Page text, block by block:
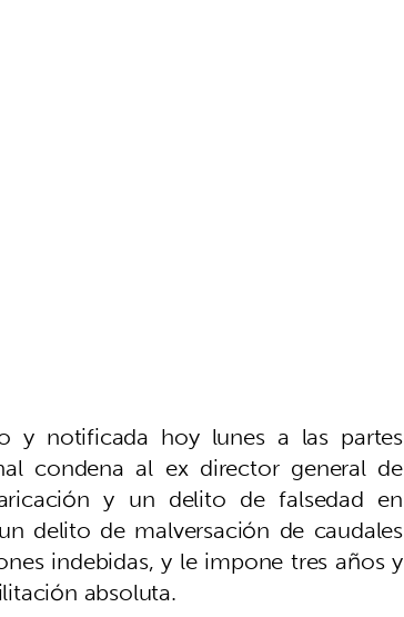
y notificada hoy lunes a las partes
condena al ex director general de
y un delito de falsedad en
delito de malversación de caudales
indebidas, y le impone tres años y
absoluta.